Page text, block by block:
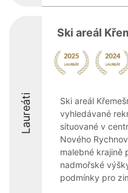
Laureáti
Ski areál
Ski areál
vyhledávané
situované v
Nového
malebné krajině
nadmořské
podmínky pro